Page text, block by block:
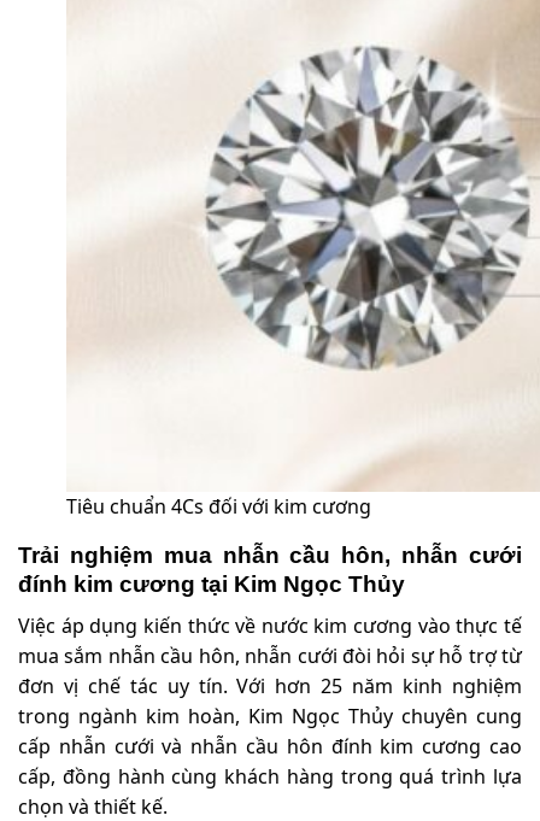
Tiêu chuẩn 4Cs đối với kim cương
Trải nghiệm mua nhẫn cầu hôn, nhẫn cưới
đính kim cương tại Kim Ngọc Thủy
Việc áp dụng kiến thức về nước kim cương vào thực tế
mua sắm nhẫn cầu hôn, nhẫn cưới đòi hỏi sự hỗ trợ từ
đơn vị chế tác uy tín. Với hơn 25 năm kinh nghiệm
trong ngành kim hoàn, Kim Ngọc Thủy chuyên cung
cấp nhẫn cưới và nhẫn cầu hôn đính kim cương cao
cấp, đồng hành cùng khách hàng trong quá trình lựa
chọn và thiết kế.